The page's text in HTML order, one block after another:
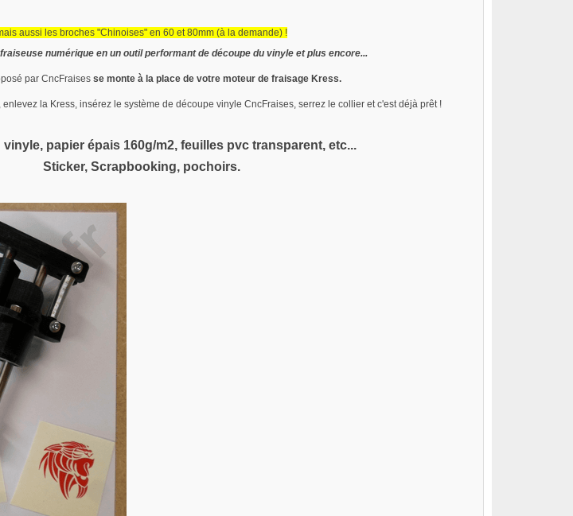
aussi les broches "Chinoises" en 60 et 80mm (à la demande) !
numérique en un outil performant de découpe du vinyle et plus encore...
par CncFraises se monte à la place de votre moteur de fraisage Kress.
la Kress, insérez le système de découpe vinyle CncFraises, serrez le collier et c'est déjà prêt !
vinyle, papier épais 160g/m2, feuilles pvc transparent, etc...
Sticker, Scrapbooking, pochoirs.